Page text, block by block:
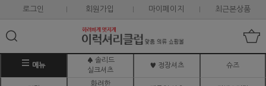
로그인 회원가입 마이페이지 최근본상품
메뉴
♠ 솔리드
실크셔츠
♥ 정장셔츠 슈즈
화려한